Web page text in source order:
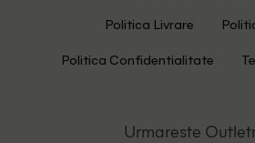
Politica Livrare
Politica Confidentialitate
Urmareste